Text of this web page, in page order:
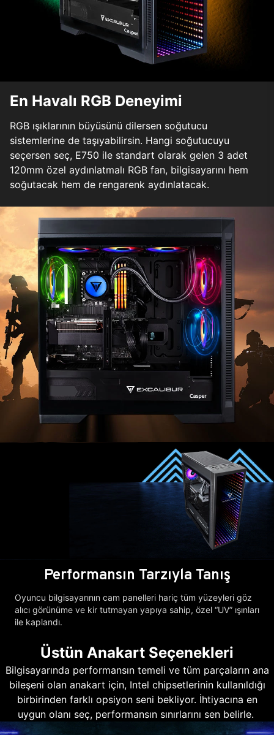
En Havalı RGB Deneyimi
RGB ışıklarının büyüsünü dilersen soğutucu
sistemlerine de taşıyabilirsin. Hangi soğutucuyu
seçersen seç, E750 ile standart olarak gelen 3 adet
120mm özel aydınlatmalı RGB fan, bilgisayarını hem
soğutacak hem de rengarenk aydınlatacak.
Performansın Tarzıyla Tanış
Oyuncu bilgisayarının cam panelleri hariç tüm yüzeyleri göz
alıcı görünüme ve kir tutmayan yapıya sahip, özel “UV” ışınları
ile kaplandı.
Üstün Anakart Seçenekleri
Bilgisayarında performansın temeli ve tüm parçaların ana
bileşeni olan anakart için, Intel chipsetlerinin kullanıldığı
birbirinden farklı opsiyon seni bekliyor. İhtiyacına en
uygun olanı seç, performansın sınırlarını sen belirle.